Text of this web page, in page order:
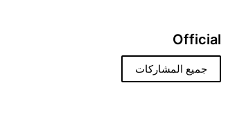
Official
جميع المشاركات